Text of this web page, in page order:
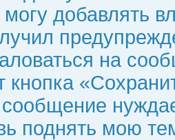
добавлять
на
кнопка
поднять мою